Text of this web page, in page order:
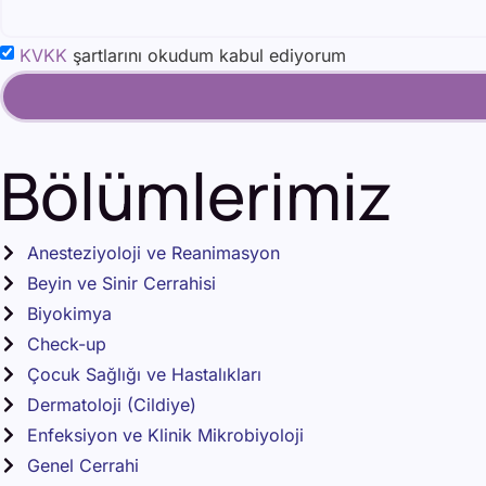
KVKK şartlarını okudum kabul ediyorum
Bölümlerimiz
Anesteziyoloji ve Reanimasyon
Beyin ve Sinir Cerrahisi
Biyokimya
Check-up
Çocuk Sağlığı ve Hastalıkları
Dermatoloji (Cildiye)
Enfeksiyon ve Klinik Mikrobiyoloji
Genel Cerrahi